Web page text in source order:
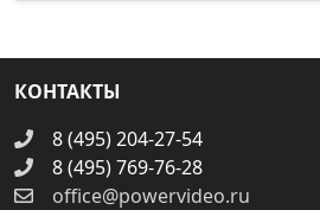
КОНТАКТЫ
8 (495) 204-27-54
8 (495) 769-76-28
office@powervideo.ru